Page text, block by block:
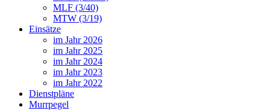
MLF (3/40)
MTW (3/19)
Einsätze
im Jahr 2026
im Jahr 2025
im Jahr 2024
im Jahr 2023
im Jahr 2022
Dienstpläne
Murrpegel